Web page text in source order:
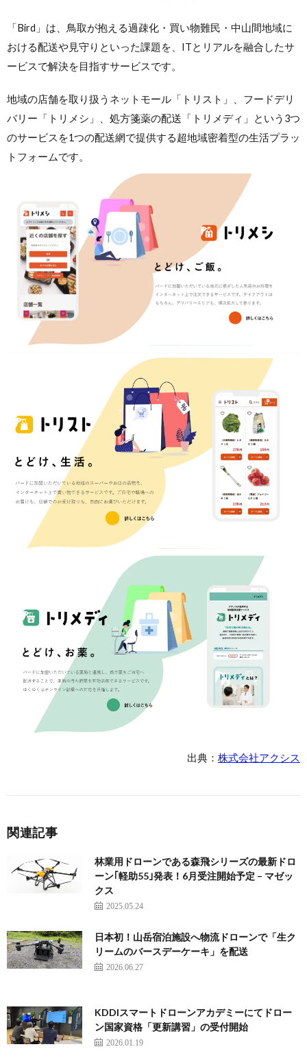
「Bird」は、鳥取が抱える過疎化・買い物難民・中山間地域に
おける配送や見守りといった課題を、ITとリアルを融合したサ
ービスで解決を目指すサービスです。
地域の店舗を取り扱うネットモール「トリスト」、フードデリ
バリー「トリメシ」、処方箋薬の配送「トリメディ」という3つ
のサービスを1つの配送網で提供する超地域密着型の生活プラッ
トフォームです。
出典： 株式会社アクシス
関連記事
林業用ドローンである森飛シリーズの最新ドロ
ーン｢軽助55｣発表！6月受注開始予定 – マゼッ
クス
2025.05.24
日本初！山岳宿泊施設へ物流ドローンで「生ク
リームのバースデーケーキ」を配送
2026.06.27
KDDIスマートドローンアカデミーにてドロー
ン国家資格「更新講習」の受付開始
2026.01.19